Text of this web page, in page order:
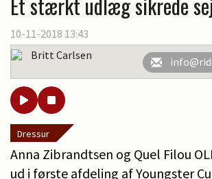
10-11-2018 13:43
Britt Carlsen
Dressur
Anna Zibrandtsen og Quel Filou
ud i første afdeling af Youngster